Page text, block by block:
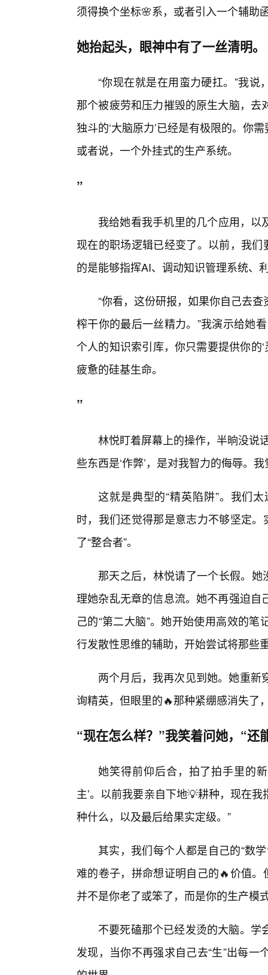
须得换个坐标🌸系，或者引入一个辅助
她抬起头，眼神中有了一丝清明。
“你现在就是在用蛮力硬扛。”我说
那个被疲劳和压力摧毁的原生大脑，
独斗的‘大脑原力’已经是有极限的。你
或者说，一个外挂式的生产系统。
”
我给她看我手机里的几个应用，
现在的职场逻辑已经变了。以前，我
的是能够指挥AI、调动知识管理系统、
“你看，这份研报，如果你自己去
榨干你的最后一丝精力。”我演示给她
个人的知识索引库，你只需要提供你的
疲惫的硅基生命。
”
林悦盯着屏幕上的操作，半晌没说
些东西是‘作弊’，是对我智力的侮辱。
这就是典型的“精英陷阱”。我们
时，我们还觉得那是意志力不够坚定
了“整合者”。
那天之后，林悦请了一个长假。
理她杂乱无章的信息流。她不再强迫
己的“第二大脑”。她开始使用高效的
行发散性思维的辅助，开始尝试将那些
两个月后，我再次见到她。她重
询精英，但眼里的🔥那种紧绷感消失了
“现在怎么样？”我笑着问她，“还
她笑得前仰后合，拍了拍手里的
主’。以前我要亲自下地💡耕种，现在
种什么，以及最后给果实定级。”
其实，我们每个人都是自己的“数
难的卷子，拼命想证明自己的🔥价值
并不是你老了或笨了，而是你的生产模
不要死磕那个已经发烫的大脑。
发现，当你不再强求自己去“生”出每